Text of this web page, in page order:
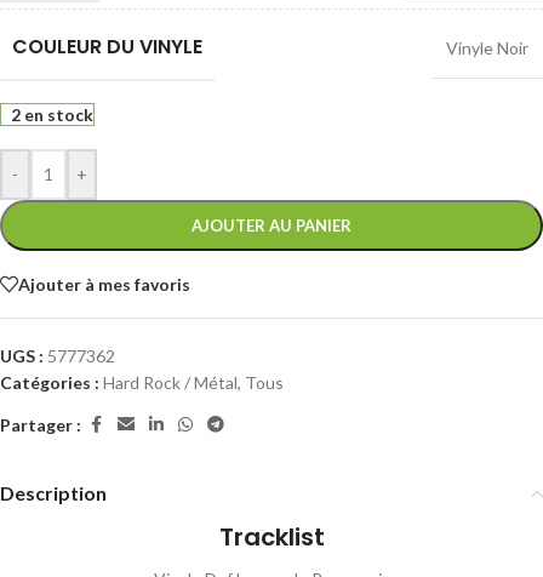
COULEUR DU VINYLE Vinyle Noir
2 en stock
- +
AJOUTER AU PANIER
Ajouter à mes favoris
UGS : 5777362
Catégories : Hard Rock / Métal, Tous
Partager :
Description
Tracklist